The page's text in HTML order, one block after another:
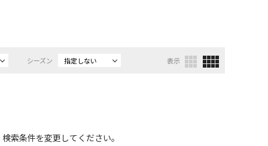
シーズン 指定しない 表示
索条件を変更してください。